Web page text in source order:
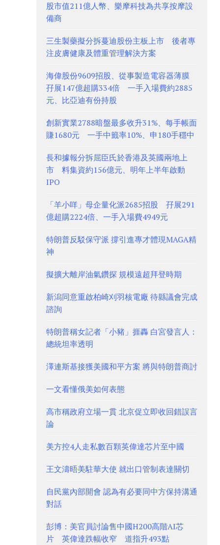
股市值211億人幣、樂摩科技為共享按摩設
備商
三生製藥擬分拆蔓迪股份主板上市 後者專
注皮膚健康及體重管理解決方案
海偉股份9609招股、從事製造電容器薄膜
孖展147億超購334倍 一手入場費約2885
元、比亞迪有份持股
創新實業2788暗盤最多收升31%、每手帳面
賺1680元 一手中籤率10%、申180手穩中
長和據報分拆屈臣氏於香港及英國兩地上
市 料集資約156億元、明年上半年啟動
IPO
「羊小咩」母企量化派2685招股 孖展291
億超購2224倍、一手入場費4949元
特朗普反駁保守派 撐引進專才體現MAGA精
神
擬擴大離岸油氣鑽探 規模遠超拜登時期
新潟同意重啟柏崎刈羽核電廠 待縣議會完成
諮詢
特朗普稱女記者「小豬」捱轟 白宮發言人：
總統坦率透明
澤連斯基接獲美國和平方案 將與特朗普商討
一文看懂俄美如何表態
高市稱政府立場一貫 北京促立即收回錯誤言
論
美方控4人走私數百顆英偉達芯片至中國
王文濤晤美駐華大使 就出口管制表達關切
自民黨內部開會 認為有必要同中方保持溝通
對話
彭博：美官員討論售中國H200高階AI芯
片 英偉達跌幅收窄 道指升493點